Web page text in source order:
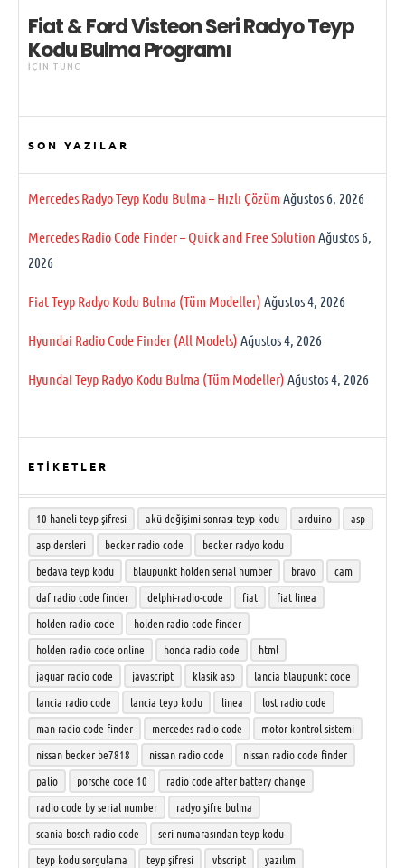
Fiat & Ford Visteon Seri Radyo Teyp
Kodu Bulma Programı
IÇIN TUNC
SON YAZILAR
Mercedes Radyo Teyp Kodu Bulma – Hızlı Çözüm Ağustos 6, 2026
Mercedes Radio Code Finder – Quick and Free Solution Ağustos 6,
2026
Fiat Teyp Radyo Kodu Bulma (Tüm Modeller) Ağustos 4, 2026
Hyundai Radio Code Finder (All Models) Ağustos 4, 2026
Hyundai Teyp Radyo Kodu Bulma (Tüm Modeller) Ağustos 4, 2026
ETİKETLER
10 haneli teyp şifresi akü değişimi sonrası teyp kodu arduino
asp
asp dersleri
becker radio code
becker radyo kodu
bedava teyp kodu
blaupunkt holden serial number bravo
cam
daf radio code finder
delphi-radio-code fiat
fiat linea
holden radio code
holden radio code finder
holden radio code online
honda radio code
html
jaguar radio code
javascript klasik asp
lancia blaupunkt code
lancia radio code
lancia teyp kodu linea
lost radio code
man radio code finder
mercedes radio code
motor kontrol sistemi
nissan becker be7818
nissan radio code
nissan radio code finder
palio
porsche code 10
radio code after battery change
radio code by serial number
radyo şifre bulma
scania bosch radio code
seri numarasından teyp kodu
teyp kodu sorgulama
teyp şifresi vbscript yazılım